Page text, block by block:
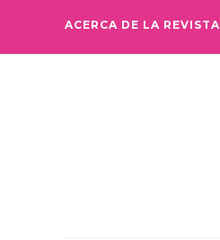
ACERCA DE LA REVISTA